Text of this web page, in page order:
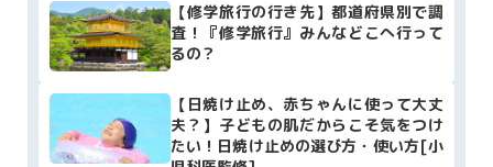
【修学旅行の行き先】都道府県別で調
査！『修学旅行』みんなどこへ行って
るの？
【日焼け止め、赤ちゃんに使って大丈
夫？】子どもの肌だからこそ気をつけ
たい！日焼け止めの選び方・使い方[小